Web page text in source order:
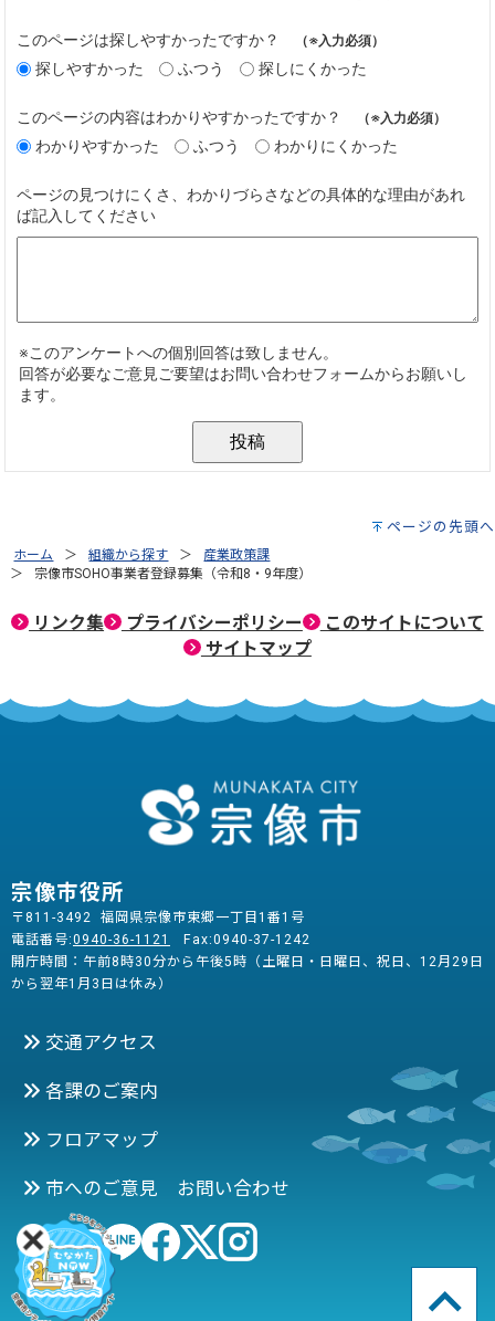
ページの先頭へ
ホーム 組織から探す
産業政策課
宗像市SOHO事業者登録募集（令和8・9年度）
リンク集 プライバシーポリシー
このサイトについて
サイトマップ
宗像市役所
〒811-3492 福岡県宗像市東郷一丁目1番1号
電話番号:0940-36-1121
Fax:0940-37-1242
開庁時間：午前8時30分から午後5時（土曜日・日曜日、祝日、12月29日
から翌年1月3日は休み）
交通アクセス
各課のご案内
フロアマップ
市へのご意見 お問い合わせ